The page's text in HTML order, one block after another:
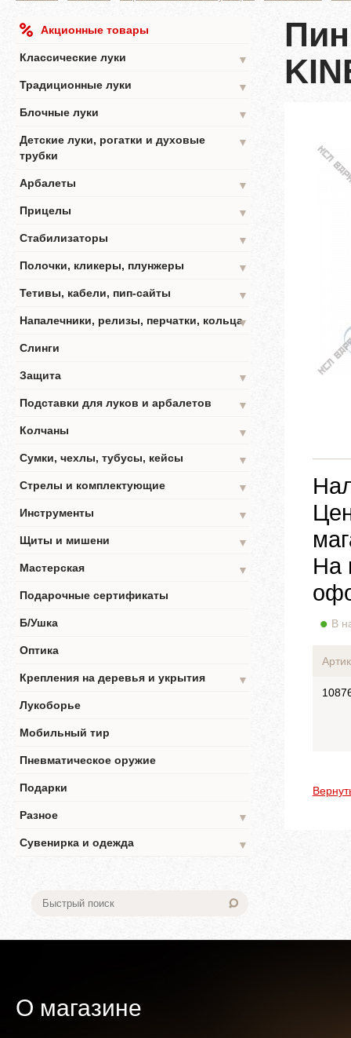
Акционные товары
Классические луки
▼
Традиционные луки
▼
Блочные луки
▼
Детские луки, рогатки и духовые
трубки
▼
Арбалеты
▼
Прицелы
▼
Стабилизаторы
▼
Полочки, кликеры, плунжеры
▼
Тетивы, кабели, пип-сайты
▼
Напалечники, релизы, перчатки, кольца▼
Слинги
Защита
▼
Подставки для луков и арбалетов
▼
Колчаны
▼
Сумки, чехлы, тубусы, кейсы
▼
Стрелы и комплектующие
▼
Инструменты
▼
Щиты и мишени
▼
Мастерская
▼
Подарочные сертификаты
Б/Ушка
Оптика
Крепления на деревья и укрытия
▼
Лукоборье
Мобильный тир
Пневматическое оружие
Подарки
Разное
▼
Сувенирка и одежда
▼
На
В
О магазине